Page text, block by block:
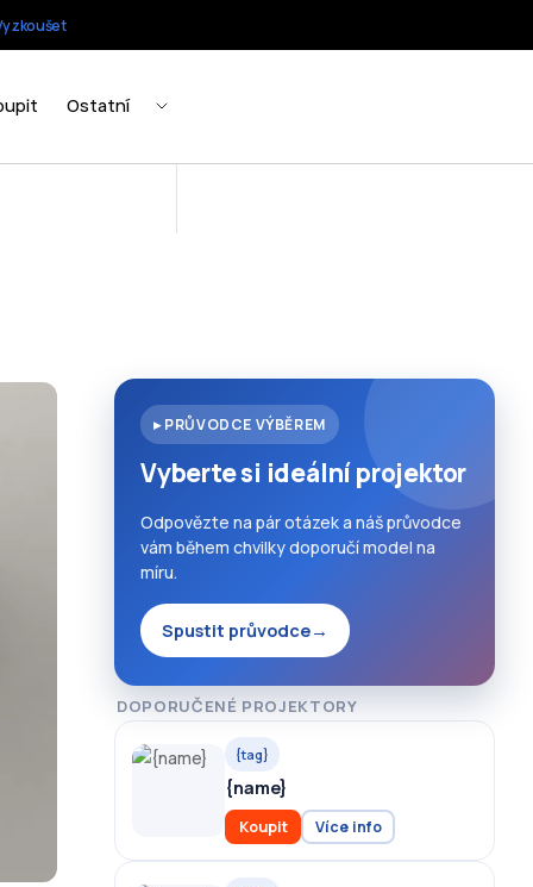
▸ PRŮVODCE VÝBĚREM
Vyberte si ideální projektor
Odpovězte na pár otázek a náš průvodce
vám během chvilky doporučí model na
míru.
Spustit průvodce→
DOPORUČENÉ PROJEKTORY
{tag}
{name}
Koupit Více info